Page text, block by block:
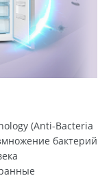
(Anti-Bacteria
бактерий